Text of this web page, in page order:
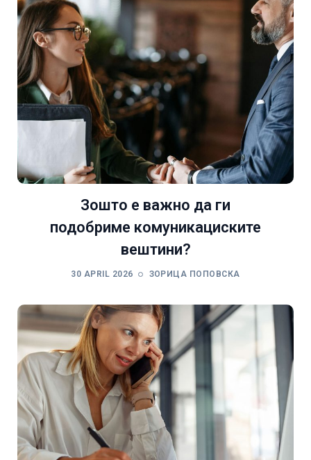
Зошто е важно да ги
подобриме комуникациските
вештини?
30 APRIL 2026 ЗОРИЦА ПОПОВСКА